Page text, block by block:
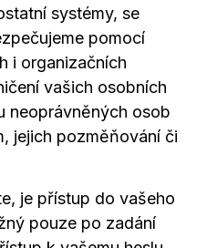
systémy, se
pomocí
i organizačních
vašich osobních
neoprávněných osob
jejich pozměňování či
je přístup do vašeho
pouze po zadání